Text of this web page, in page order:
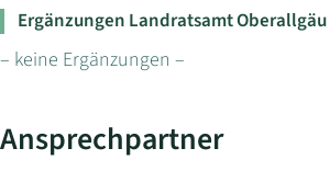
Ergänzungen Landratsamt Oberallgäu
– keine Ergänzungen –
Ansprechpartner